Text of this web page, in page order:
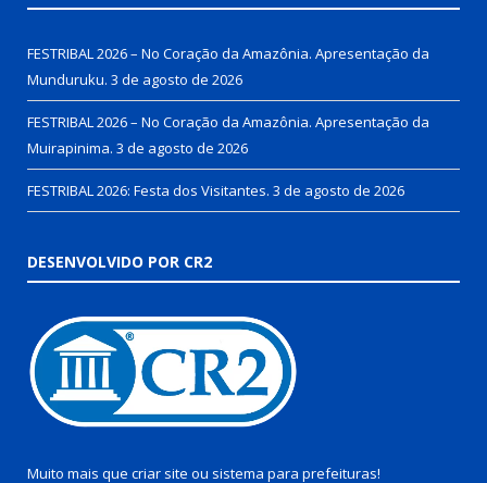
FESTRIBAL 2026 – No Coração da Amazônia. Apresentação da
Munduruku. 3 de agosto de 2026
FESTRIBAL 2026 – No Coração da Amazônia. Apresentação da
Muirapinima. 3 de agosto de 2026
FESTRIBAL 2026: Festa dos Visitantes. 3 de agosto de 2026
DESENVOLVIDO POR CR2
Muito mais que criar site ou sistema para prefeituras!